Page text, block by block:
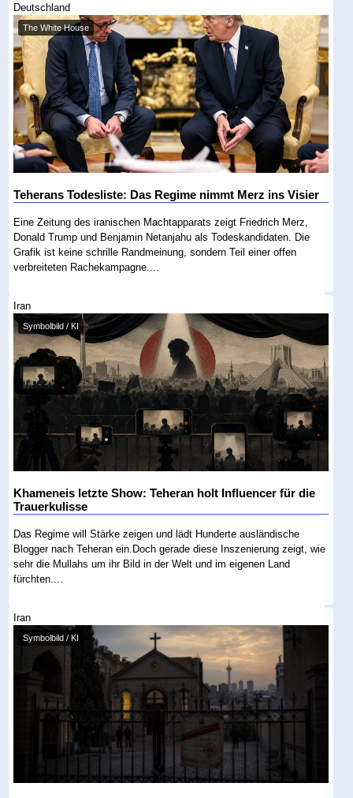
Deutschland
The White House
Teherans Todesliste: Das Regime nimmt Merz ins Visier
Eine Zeitung des iranischen Machtapparats zeigt Friedrich Merz,
Donald Trump und Benjamin Netanjahu als Todeskandidaten. Die
Grafik ist keine schrille Randmeinung, sondern Teil einer offen
verbreiteten Rachekampagne....
Iran
Symbolbild / KI
Khameneis letzte Show: Teheran holt Influencer für die
Trauerkulisse
Das Regime will Stärke zeigen und lädt Hunderte ausländische
Blogger nach Teheran ein.Doch gerade diese Inszenierung zeigt, wie
sehr die Mullahs um ihr Bild in der Welt und im eigenen Land
fürchten....
Iran
Symbolbild / KI